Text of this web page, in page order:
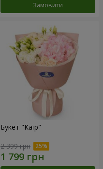
Замовити
Букет "Каїр"
2 399 грн